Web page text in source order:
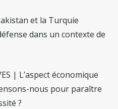
et la Turquie
dans un contexte de
| L’aspect économique
nous pour paraître
?